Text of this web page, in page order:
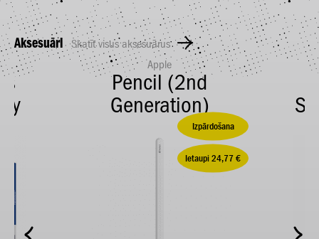
Aksesuāri Skatīt visus aksesuārus
Apple
Pencil (2nd
Generation)
Izpārdošana
Ietaupi 24,77 €